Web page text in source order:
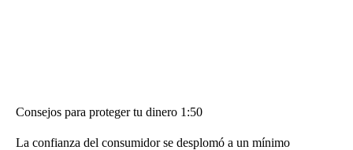
Consejos para proteger tu dinero 1:50
La confianza del consumidor se desplomó a un mínimo